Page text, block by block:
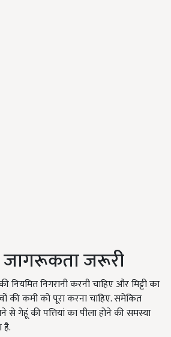
जागरूकता जरूरी
निगरानी करनी चाहिए और मिट्टी का
की कमी को पूरा करना चाहिए. समेकित
से गेहूं की पत्तियां का पीला होने की समस्या
है.